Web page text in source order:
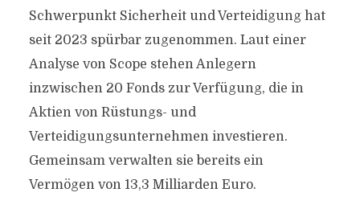
Schwerpunkt Sicherheit und Verteidigung hat
seit 2023 spürbar zugenommen. Laut einer
Analyse von Scope stehen Anlegern
inzwischen 20 Fonds zur Verfügung, die in
Aktien von Rüstungs- und
Verteidigungsunternehmen investieren.
Gemeinsam verwalten sie bereits ein
Vermögen von 13,3 Milliarden Euro.